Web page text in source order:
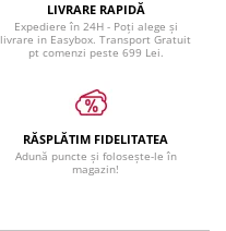
LIVRARE RAPIDĂ
Expediere în 24H - Poți alege și
livrare in Easybox. Transport Gratuit
pt comenzi peste 699 Lei.
RĂSPLĂTIM FIDELITATEA
Adună puncte și folosește-le în
magazin!